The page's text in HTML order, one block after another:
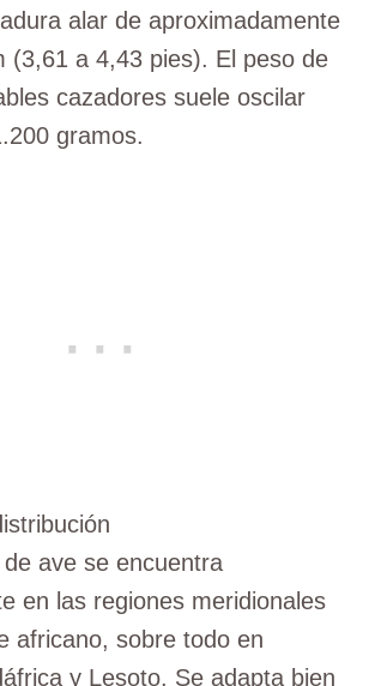
alar de aproximadamente
(3,61 a 4,43 pies). El peso de
cazadores suele oscilar
gramos.
ave se encuentra
en las regiones meridionales
africano, sobre todo en
y Lesoto. Se adapta bien